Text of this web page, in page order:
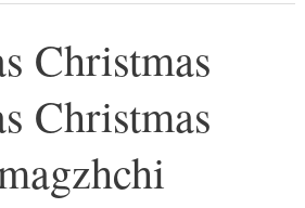
Christmas
Christmas